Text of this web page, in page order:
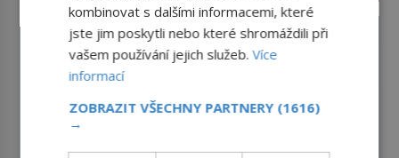
kombinovat s dalšími informacemi, které
jste jim poskytli nebo které shromáždili při
vašem používání jejich služeb.Více
informací
ZOBRAZIT VŠECHNY PARTNERY (1616)
→